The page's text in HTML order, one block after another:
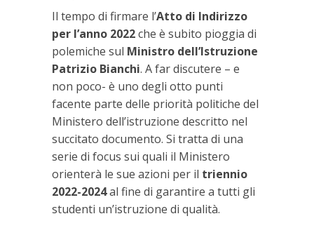
Il tempo di firmare l’Atto di Indirizzo
per l’anno 2022che è subito pioggia di
polemiche sul Ministro dell’Istruzione
Patrizio Bianchi. A far discutere – e
non poco- è uno degli otto punti
facente parte delle priorità politiche del
Ministero dell’istruzione descritto nel
succitato documento. Si tratta di una
serie di focus sui quali il Ministero
orienterà le sue azioni per il triennio
2022-2024al fine di garantire a tutti gli
studenti un’istruzione di qualità.